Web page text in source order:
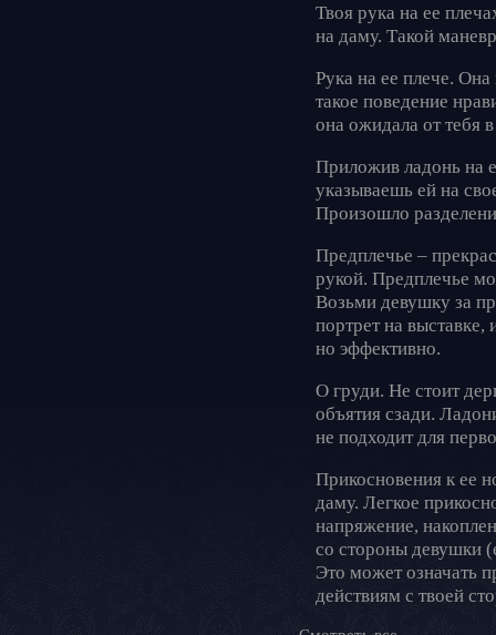
Твоя рука на ее
на даму. Такой
Рука на ее плече. Она
такое поведение
она ожидала от тебя
Приложив ладонь на
указываешь ей на
Произошло
Предплечье –
рукой. Предплечье
Возьми девушку за
портрет на выставке,
но эффективно.
О груди. Не стоит
объятия сзади.
не подходит для
Прикосновения к ее
даму. Легкое
напряжение,
со стороны девушки
Это может означать
действиям с твоей